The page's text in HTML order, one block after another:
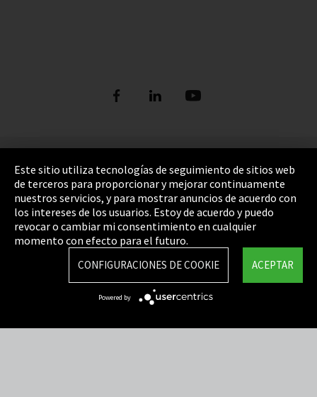
Pie de imprenta
Política de privacidad
Cookie Settings
Términos y Condiciones
Mapa del sitio
Integrity Line
Este sitio utiliza tecnologías de seguimiento de sitios web
de terceros para proporcionar y mejorar continuamente
nuestros servicios, y para mostrar anuncios de acuerdo con
los intereses de los usuarios. Estoy de acuerdo y puedo
revocar o cambiar mi consentimiento en cualquier
momento con efecto para el futuro.
ACEPTAR
CONFIGURACIONES DE COOKIE
Powered by